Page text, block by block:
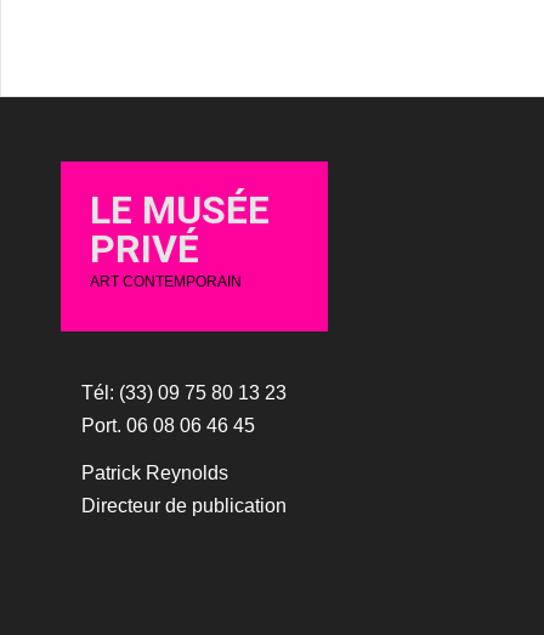
LE MUSÉE
PRIVÉ
ART CONTEMPORAIN
Tél: (33) 09 75 80 13 23
Port. 06 08 06 46 45
Patrick Reynolds
Directeur de publication